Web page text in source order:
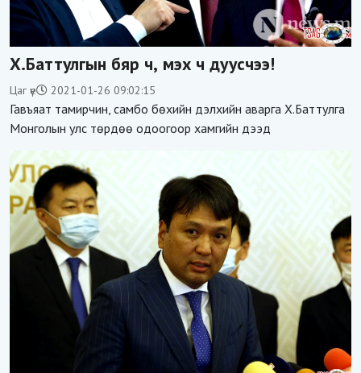
Х.Баттулгын бяр ч, мэх ч дуусчээ!
Цаг үе 2021-01-26 09:02:15
Гавъяат тамирчин, самбо бөхийн дэлхийн аварга Х.Баттулга
Монголын улс төрдөө одоогоор хамгийн дээд